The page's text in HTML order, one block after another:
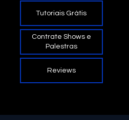
Tutoriais Grátis
Contrate Shows e
Palestras
Reviews